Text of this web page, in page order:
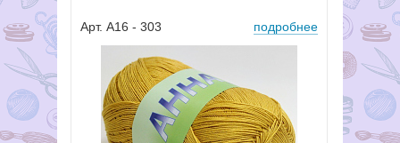
Арт. А16 - 303 подробнее